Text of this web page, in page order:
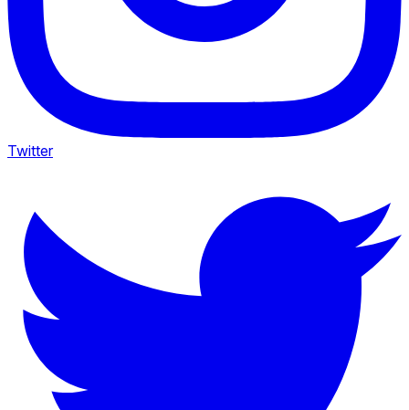
Twitter